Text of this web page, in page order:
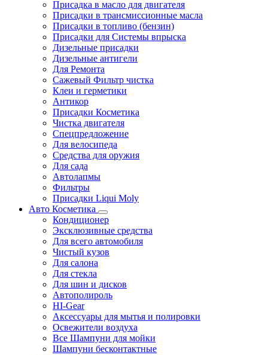
Присадка в масло для двигателя
Присадки в трансмиссионные масла
Присадки в топливо (бензин)
Присадки для Системы впрыска
Дизельные присадки
Дизельные антигели
Для Ремонта
Сажевый Фильтр чистка
Клеи и герметики
Антикор
Присадки Косметика
Чистка двигателя
Спецпредложение
Для велосипеда
Средства для оружия
Для сада
Автолапмы
Фильтры
Присадки Liqui Moly
Авто Косметика
Кондиционер
Эксклюзивные средства
Для всего автомобиля
Чистый кузов
Для салона
Для стекла
Для шин и дисков
Автополироль
HI-Gear
Аксессуары для мытья и полировки
Освежители воздуха
Все Шампуни для мойки
Шампуни бесконтактные